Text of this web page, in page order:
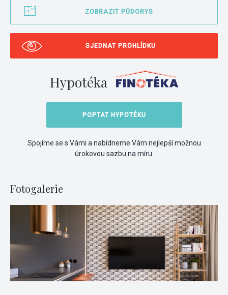
ZOBRAZIT PŮDORYS
SJEDNAT PROHLÍDKU
Hypotéka
POPTAT HYPOTÉKU
Spojíme se s Vámi a nabídneme Vám nejlepší možnou
úrokovou sazbu na míru.
Fotogalerie